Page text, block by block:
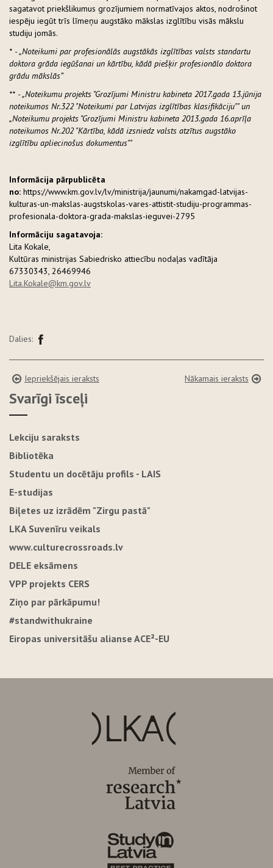
sagatavot priekšlikumus grozījumiem normatīvajos aktos, nodrošinot
iespēju iegūt trīs līmeņu augstāko mākslas izglītību visās mākslu
studiju jomās.
* - „Noteikumi par profesionālās augstākās izglītības valsts standartu
doktora grāda iegūšanai un kārtību, kādā piešķir profesionālo doktora
grādu mākslās”
** - „Noteikumu projekts "Grozījumi Ministru kabineta 2017.gada 13.jūnija
noteikumos Nr.322 "Noteikumi par Latvijas izglītības klasifikāciju"" un
„Noteikumu projekts "Grozījumi Ministru kabineta 2013.gada 16.aprīļa
noteikumos Nr.202 "Kārtība, kādā izsniedz valsts atzītus augstāko
izglītību apliecinošus dokumentus""
Informācija pārpublicēta
no: https://www.km.gov.lv/lv/ministrija/jaunumi/nakamgad-latvijas-
kulturas-un-makslas-augstskolas-vares-attistit-studiju-programmas-
profesionala-doktora-grada-makslas-ieguvei-2795
Informāciju sagatavoja:
Lita Kokale,
Kultūras ministrijas Sabiedrisko attiecību nodaļas vadītāja
67330343, 26469946
Lita.Kokale@km.gov.lv
Dalies:
Iepriekšējais ieraksts Nākamais ieraksts
Svarīgi īsceļi
Lekciju saraksts
Bibliotēka
Studentu un docētāju profils - LAIS
E-studijas
Biļetes uz izrādēm "Zirgu pastā"
LKA Suvenīru veikals
www.culturecrossroads.lv
DELE eksāmens
VPP projekts CERS
Ziņo par pārkāpumu!
#standwithukraine
Eiropas universitāšu alianse ACE²-EU